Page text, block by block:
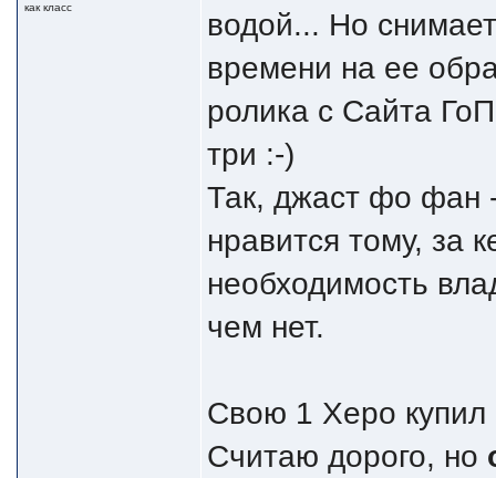
как класс
водой... Но
времени на ее
ролика с Сайта
три :-)
Так, джаст фо фан
нравится тому, за
необходимость
чем нет.
Свою 1 Херо купил
Считаю дорого, но